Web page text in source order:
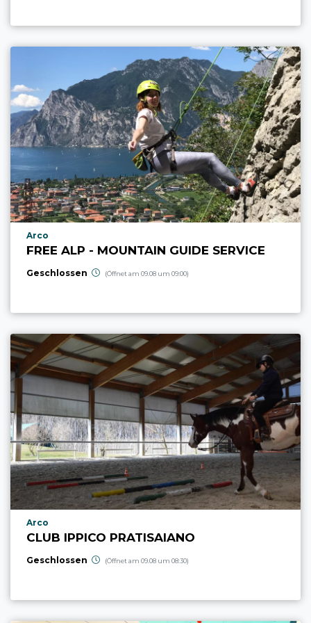
aria.poi_location_prefix
Arco
FREE ALP - MOUNTAIN GUIDE SERVICE
Geschlossen (Öffnet am 09.08 um 09:00)
aria.poi_location_prefix
Arco
CLUB IPPICO PRATISAIANO
Geschlossen (Öffnet am 09.08 um 08:30)